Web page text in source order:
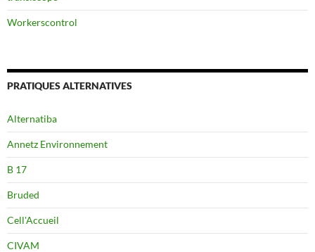
Workerscontrol
PRATIQUES ALTERNATIVES
Alternatiba
Annetz Environnement
B 17
Bruded
Cell'Accueil
CIVAM